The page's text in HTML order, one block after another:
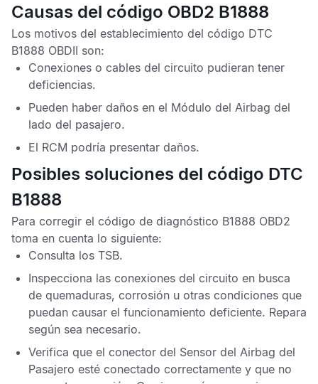
Causas del código OBD2 B1888
Los motivos del establecimiento del código DTC
B1888 OBDII son:
Conexiones o cables del circuito pudieran tener
deficiencias.
Pueden haber daños en el Módulo del Airbag del
lado del pasajero.
El RCM podría presentar daños.
Posibles soluciones del código DTC
B1888
Para corregir el código de diagnóstico B1888 OBD2
toma en cuenta lo siguiente:
Consulta los TSB.
Inspecciona las conexiones del circuito en busca
de quemaduras, corrosión u otras condiciones que
puedan causar el funcionamiento deficiente. Repara
según sea necesario.
Verifica que el conector del Sensor del Airbag del
Pasajero esté conectado correctamente y que no